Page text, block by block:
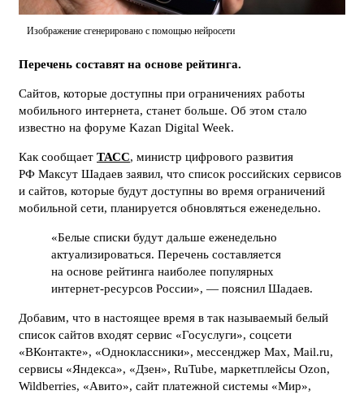
Изображение сгенерировано с помощью нейросети
Перечень составят на основе рейтинга.
Сайтов, которые доступны при ограничениях работы
мобильного интернета, станет больше. Об этом стало
известно на форуме Kazan Digital Week.
Как сообщает ТАСС, министр цифрового развития
РФ Максут Шадаев заявил, что список российских сервисов
и сайтов, которые будут доступны во время ограничений
мобильной сети, планируется обновляться еженедельно.
«Белые списки будут дальше еженедельно
актуализироваться. Перечень составляется
на основе рейтинга наиболее популярных
интернет-ресурсов России», — пояснил Шадаев.
Добавим, что в настоящее время в так называемый белый
список сайтов входят сервис «Госуслуги», соцсети
«ВКонтакте», «Одноклассники», мессенджер Max, Mail.ru,
сервисы «Яндекса», «Дзен», RuTube, маркетплейсы Ozon,
Wildberries, «Авито», сайт платежной системы «Мир»,